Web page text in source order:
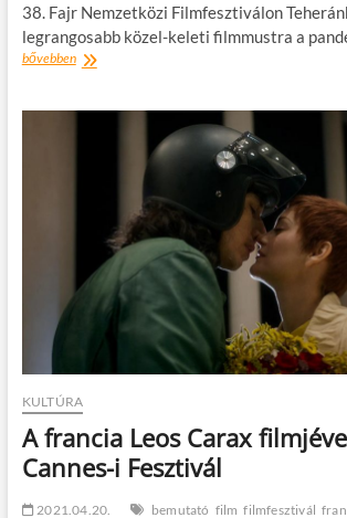
38. Fajr Nemzetközi Filmfesztiválon
legrangosabb közel-keleti filmmustra a
bővebbenFődíjat
Természetes
KULTÚRA
A francia Leos Carax
Cannes-i Fesztivál
2021.04.20. bemutató film filmfesztivál